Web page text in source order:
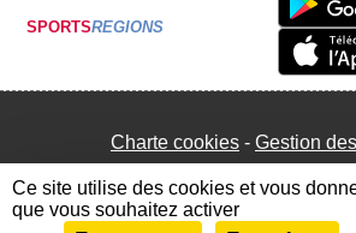
SPORTSREGIONS
Charte cookies Gestion
Ce site utilise des cookies et vous
que vous souhaitez activer